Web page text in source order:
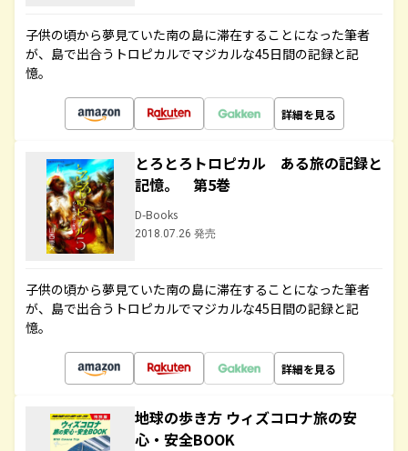
子供の頃から夢見ていた南の島に滞在することになった筆者
が、島で出合うトロピカルでマジカルな45日間の記録と記
憶。
詳細を見る
とろとろトロピカル ある旅の記録と
記憶。 第5巻
D-Books
2018.07.26 発売
子供の頃から夢見ていた南の島に滞在することになった筆者
が、島で出合うトロピカルでマジカルな45日間の記録と記
憶。
詳細を見る
地球の歩き方 ウィズコロナ旅の安
心・安全BOOK